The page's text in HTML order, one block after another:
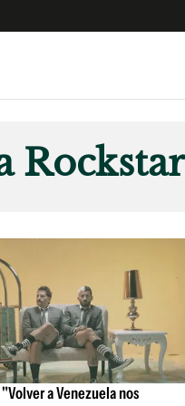
Unidos
Rockstar
a Venezuela nos